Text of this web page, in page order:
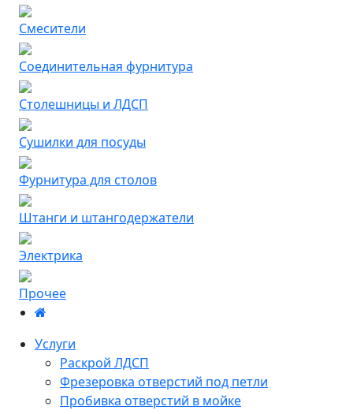
Смесители
Соединительная фурнитура
Столешницы и ЛДСП
Сушилки для посуды
Фурнитура для столов
Штанги и штангодержатели
Электрика
Прочее
Услуги
Раскрой ЛДСП
Фрезеровка отверстий под петли
Пробивка отверстий в мойке